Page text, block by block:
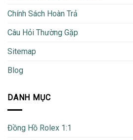
Chính Sách Hoàn Trả
Câu Hỏi Thường Gặp
Sitemap
Blog
DANH MỤC
Đồng Hồ Rolex 1:1